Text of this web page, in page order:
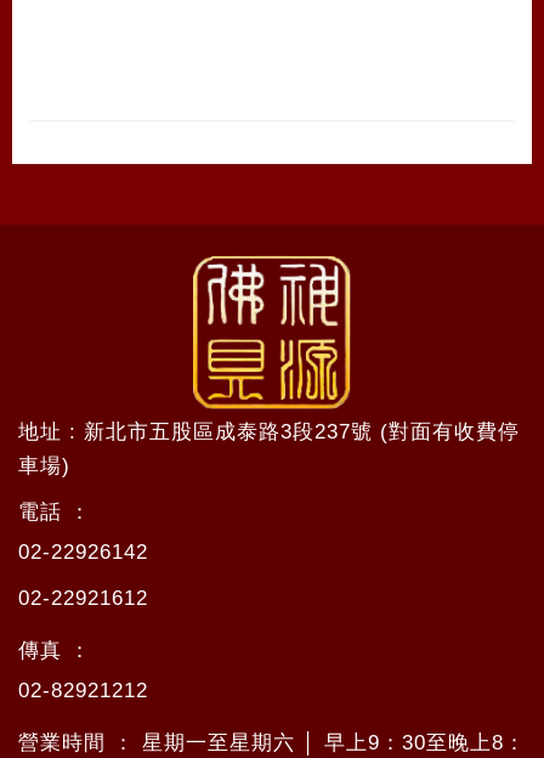
地址 : 新北市五股區成泰路3段237號 (對面有收費停
車場)
電話 ：
02-22926142
02-22921612
傳真 ：
02-82921212
營業時間 ： 星期一至星期六 │ 早上9：30至晚上8：